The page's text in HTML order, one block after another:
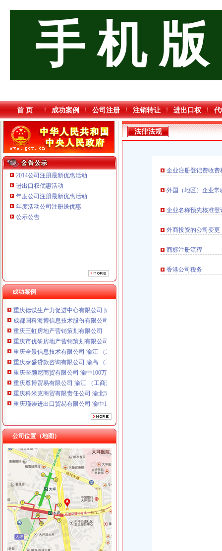
手 机 版
首 页 成功案例 公司注册 注销转让 进出口权
2014公司注册最新优惠活动
进出口权优惠活动
年度公司注册最新优惠活动
年度活动公司注册送优惠
公示公告
成功案例
重庆三虹房地产营销策划有限公司
重庆市优研房地产营销策划有限公司
重庆科米克商贸有限责任公司 渝北50万 （工商注册）
重庆瑾崇进出口贸易有限公司 渝中100万 （进出口权）
重庆斯帕索商贸有限公司 渝中500万 （进出口权）
成都国科海博信息技术股份有限公司重庆分公司 渝江 （工商注册）
重庆三虹房地产营销策划有限公司
重庆市优研房地产营销策划有限公司
重庆全景信息技术有限公司 渝江 （工商注册）
重庆泰盛贷款咨询有限公司 渝高 （工商注册）
重庆奎颜尼商贸有限公司 渝中100万 （工商注册）
重庆尊博贸易有限公司 渝江 （工商注册）
重庆科米克商贸有限责任公司 渝北50万 （工商注册）
重庆瑾崇进出口贸易有限公司 渝中100万 （进出口权）
重庆斯帕索商贸有限公司 渝中500万 （进出口权）
重庆德谋生产力促进中心有限公司 渝大10万 （工商注册）
成都国科海博信息技术股份有限公司重庆分公司 渝江 （工商注册）
公司位置（地图）
石井坡
重庆沙坪坝石井坡管道疏通公司|重庆沙坪坝石井坡管道疏通-重庆沙坪
双碑、石井坡社区卫生服务中心联合支部组织学习《榜样》专题节目
重庆沙坪坝石井坡好的美发学校重庆新时代学校T新闻头条-湛江其他
重庆市沙坪坝石井坡附近安利专卖店地址重庆市沙坪坝石井坡哪【今日
石井坡街道开展防范非法集资宣活动
曾家办税务登记证
法律法规
企业注册登记费收费
外国（地区）企业
企业名称预先核准登
外商投资的公司变
商标注册流程
香港公司税务